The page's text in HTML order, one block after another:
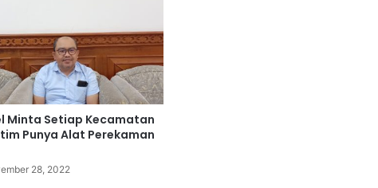
Minta Setiap Kecamatan
Punya Alat Perekaman
28, 2022